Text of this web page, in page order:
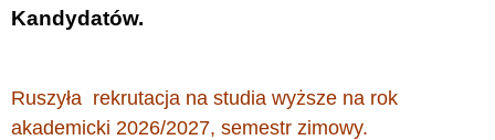
Kandydatów.
Ruszyła rekrutacja na studia wyższe na rok
akademicki 2026/2027, semestr zimowy.